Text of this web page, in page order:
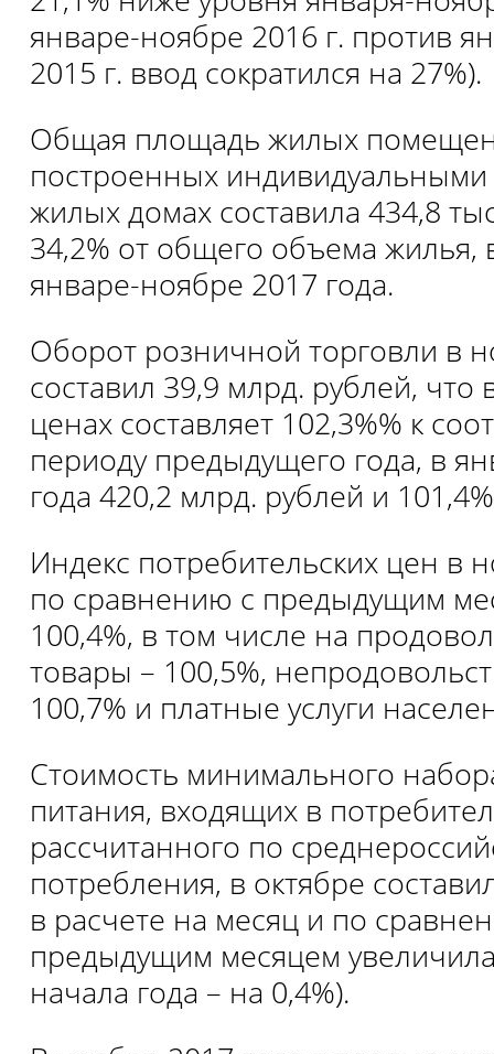
январе-ноябре 2016 г. против
2015 г. ввод сократился на 27%).
Общая площадь жилых
построенных
жилых домах составила 434,8
34,2% от общего объема жилья,
январе-ноябре 2017 года.
Оборот розничной торговли в
составил 39,9 млрд. рублей, что
ценах составляет 102,3%% к
периоду предыдущего года, в
года 420,2 млрд. рублей и
Индекс потребительских цен в
по сравнению с предыдущим
100,4%, в том числе на
товары – 100,5%,
100,7% и платные услуги
Стоимость минимального
питания, входящих в
рассчитанного по
потребления, в октябре
в расчете на месяц и по
предыдущим месяцем
начала года – на 0,4%).